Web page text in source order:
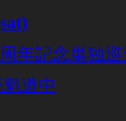
年記念単独
道中